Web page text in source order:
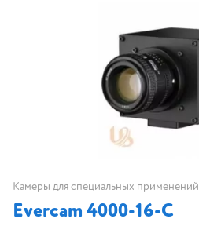
Камеры для специальных применений
Evercam 4000-16-С